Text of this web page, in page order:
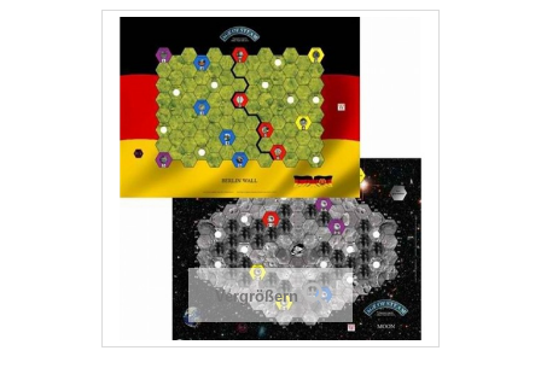
Vergrößern